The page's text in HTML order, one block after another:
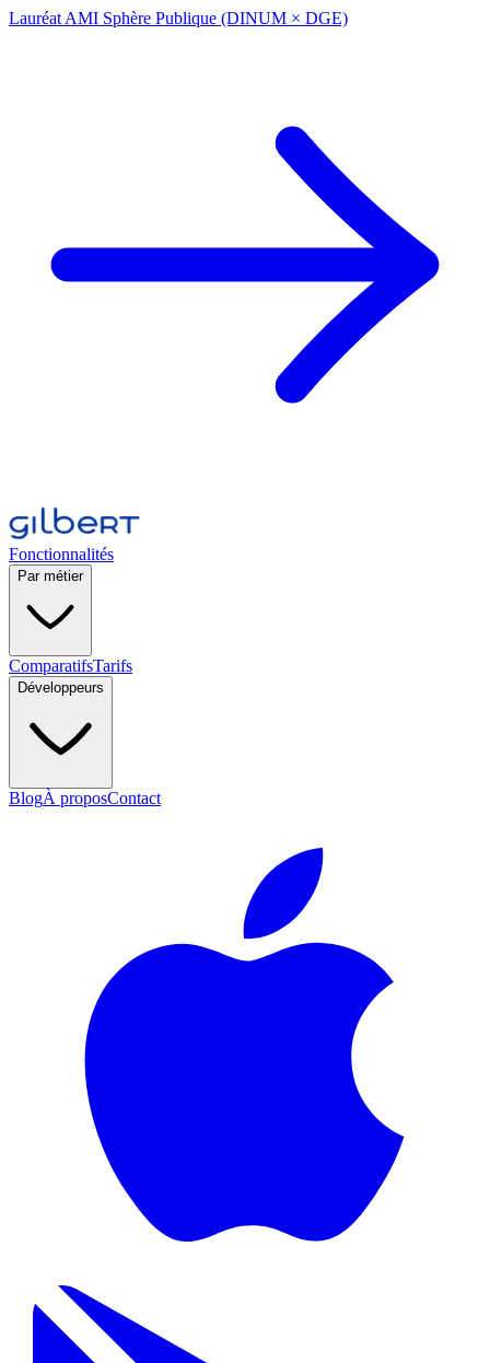
Lauréat AMI Sphère Publique (DINUM × DGE)
Fonctionnalités
Par métier
ComparatifsTarifs
Développeurs
BlogÀ proposContact